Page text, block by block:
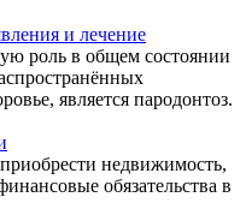
и лечение
роль в общем состоянии
является пародонтоз.
недвижимость,
обязательства в